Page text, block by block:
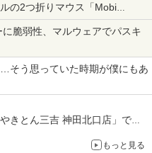
の2つ折りマウス「Mobi
は？
脆弱性、マルウェアでパスキ
そう思っていた時期が僕にもあ
きとん三吉 神田北口店」で
に怒られたからではないもっと見る